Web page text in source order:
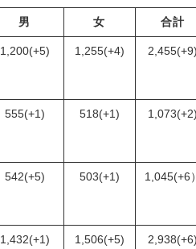
男 女 合計
1,200(+5) 1,255(+4)
555(+1) 518(+1)
542(+5) 503(+1) 1,045(+6
1,432(+1) 1,506(+5)